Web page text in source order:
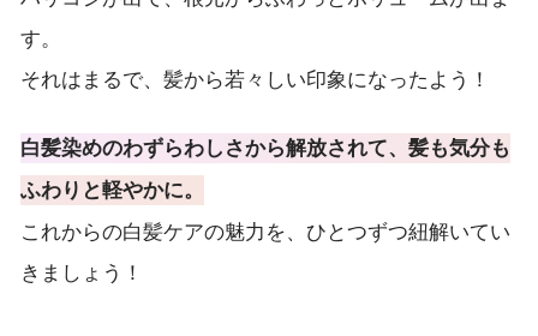
す。
それはまるで、髪から若々しい印象になったよう！
白髪染めのわずらわしさから解放されて、髪も気分も
ふわりと軽やかに。
これからの白髪ケアの魅力を、ひとつずつ紐解いてい
きましょう！